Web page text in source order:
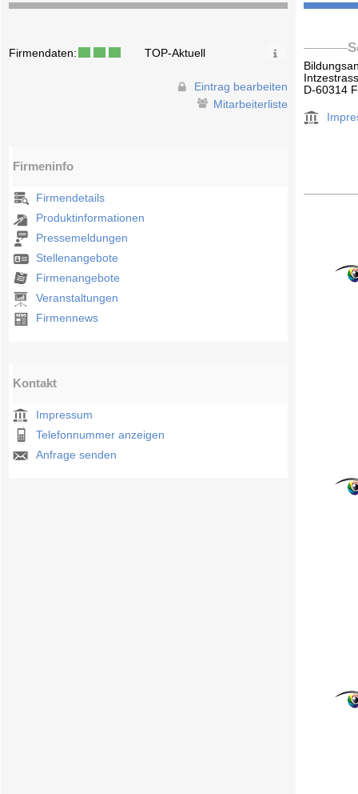
Firmendaten: TOP-Aktuell
Eintrag bearbeiten
Mitarbeiterliste
Firmeninfo
Firmendetails
Produktinformationen
Pressemeldungen
Stellenangebote
Firmenangebote
Veranstaltungen
Firmennews
Kontakt
Impressum
Telefonnummer anzeigen
Anfrage senden
D-60314